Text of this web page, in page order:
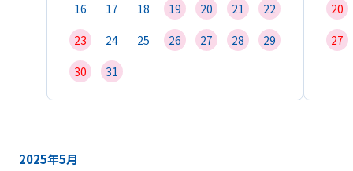
16
17 18 19 20 21
22
23
24 25 26 27 28
29
30
31
20
27
2025年5月